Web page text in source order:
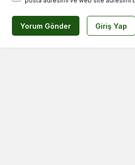
Yorum Gönder Giriş Yap